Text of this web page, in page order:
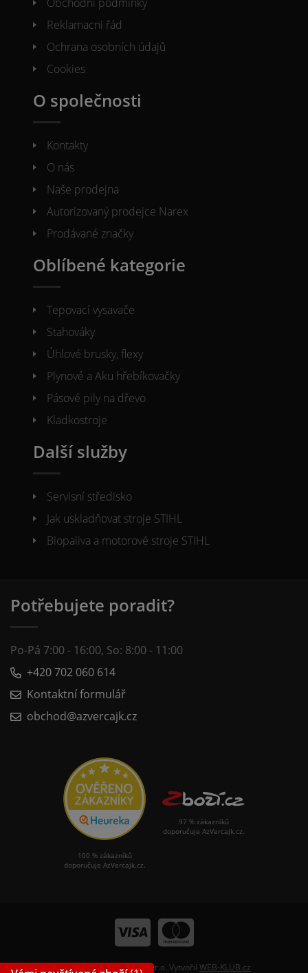
Reklamacni řád
Ochrana osobních údajů
Cookies
O společnosti
Kontakty
O nás
Naše prodejna
Autorizovaný prodejce Narex
Prodávané značky
Oblíbené kategorie
Tepovací vysavače
Stahováky
Úhlové brusky, flexy
Plynové a Aku hřebíkovačky
Pásové pily na dřevo
Kladkostroje
Další služby
Servisní středisko
Jak uskladňovat stroje STIHL
Biopaliva a motorové stroje STIHL
Potřebujete poradit?
Po-Pá 7:00 - 16:00, So: 8:00 - 11:00
+420 702 060 614
Kontaktní formulář
obchod@azvercajk.cz
100 % zákazníků
doporučuje AzVercajk.cz.
97 % zákazníků
doporučuje AzVercajk.cz.
© 2026 Nářadí Slavkov, s.r.o. Vytvořil WEB-KLUB.cz